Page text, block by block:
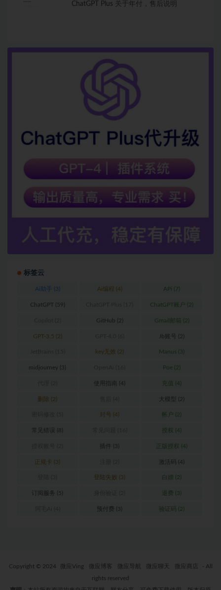
ChatGPT Plus 关于年付，售后说明
标签云
Ai助手 (3) Ai编程 (4) APi (7)
ChatGPT(59) ChatGPT账户 (2)
GitHub (2) Gmail邮箱 (2)
GPT-3.5 (2) Jb账号 (2)
key无效 (2) Manus (3)
midjourney (3) Poe (2)
使用指南 (4) 充值 (4)
删除 (2) 大模型 (2)
封号 (4) 帐户 (2)
常见错误 (8) 授权 (4)
插件 (3) 正版授权 (4)
正规卡 (3) 激活码 (4)
登陆失败 (3) 白嫖 (2)
订阅服务 (5) 退费 (3)
预付费 (3) 验证码 (2)
Copyright © 2024 微应Ving 微应博客 微应导航 微应聊天 微应商店
- All
rights reserved